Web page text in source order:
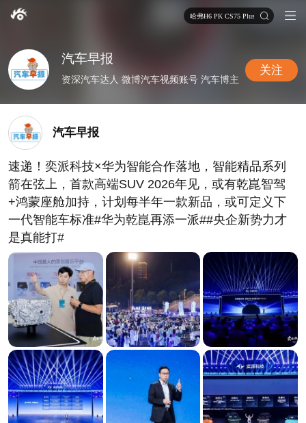
哈弗H6 PK CS75 Plus
汽车早报
资深汽车达人 微博汽车视频账号 汽车博主
关注
汽车早报
速递！奕派科技×华为智能合作落地，智能精品系列
箭在弦上，首款高端SUV 2026年见，或有乾崑智驾
+鸿蒙座舱加持，计划每半年一款新品，或可定义下
一代智能车标准#华为乾崑再添一派##央企新势力才
是真能打#